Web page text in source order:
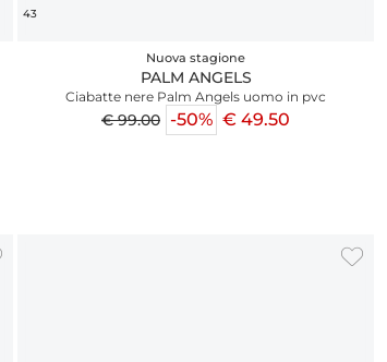
43
Nuova stagione
PALM ANGELS
Ciabatte nere Palm Angels uomo in pvc
€ 99.00 -50% € 49.50